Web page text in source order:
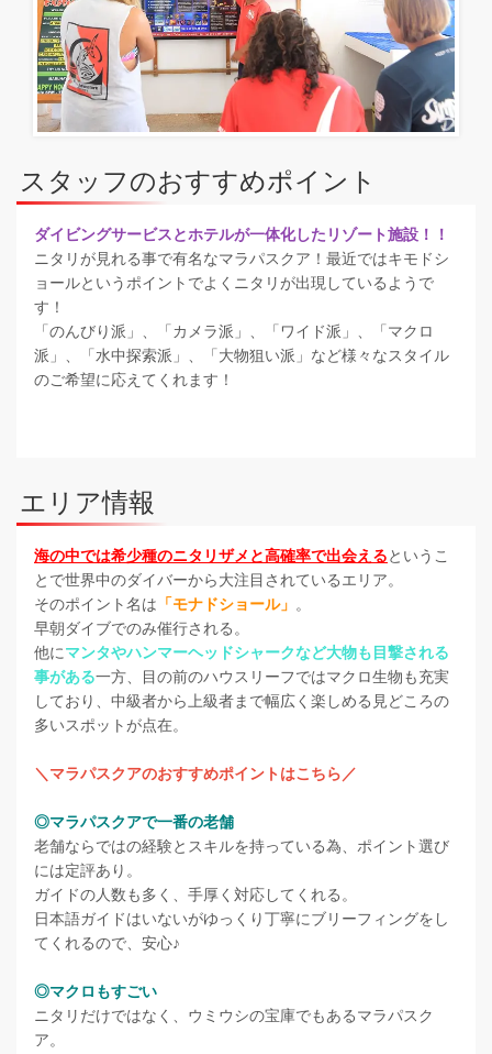
スタッフのおすすめポイント
ダイビングサービスとホテルが一体化したリゾート施設！！
ニタリが見れる事で有名なマラパスクア！最近ではキモドシ
ョールというポイントでよくニタリが出現しているようで
す！
「のんびり派」、「カメラ派」、「ワイド派」、「マクロ
派」、「水中探索派」、「大物狙い派」など様々なスタイル
のご希望に応えてくれます！
エリア情報
海の中では希少種のニタリザメと高確率で出会えるというこ
とで世界中のダイバーから大注目されているエリア。
そのポイント名は 「モナドショール」 。
早朝ダイブでのみ催行される。
他にマンタやハンマーヘッドシャークなど大物も目撃される
事がある一方、目の前のハウスリーフではマクロ生物も充実
しており、中級者から上級者まで幅広く楽しめる見どころの
多いスポットが点在。
＼マラパスクアのおすすめポイントはこちら／
◎マラパスクアで一番の老舗
老舗ならではの経験とスキルを持っている為、ポイント選び
には定評あり。
ガイドの人数も多く、手厚く対応してくれる。
日本語ガイドはいないがゆっくり丁寧にブリーフィングをし
てくれるので、安心♪
◎マクロもすごい
ニタリだけではなく、ウミウシの宝庫でもあるマラパスク
ア。